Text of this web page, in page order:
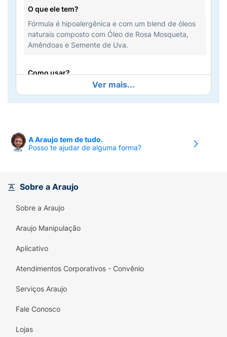
O que ele tem?
Fórmula é hipoalergênica e com um blend de óleos
naturais composto com Óleo de Rosa Mosqueta,
Amêndoas e Semente de Uva.
Como usar?
Aplique o produto diretamente sobre as regiões
propensas à formação de estrias (seios, abdômen,
Ver mais...
A Araujo tem de tudo.
Posso te ajudar de alguma forma?
Sobre a Araujo
Sobre a Araujo
Araujo Manipulação
Aplicativo
Atendimentos Corporativos - Convênio
Serviços Araujo
Fale Conosco
Lojas